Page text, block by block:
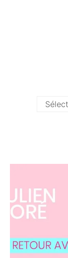
Archives